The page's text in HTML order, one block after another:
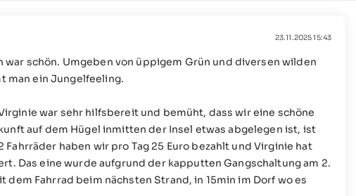
23.11.2025 15:43
war schön. Umgeben von üppigem Grün und diversen wilden
man ein Jungelfeeling.
war sehr hilfsbereit und bemüht, dass wir eine schöne
auf dem Hügel inmitten der Insel etwas abgelegen ist, ist
Fahrräder haben wir pro Tag 25 Euro bezahlt und Virginie hat
Das eine wurde aufgrund der kapputten Gangschaltung am 2.
dem Fahrrad beim nächsten Strand, in 15min im Dorf wo es